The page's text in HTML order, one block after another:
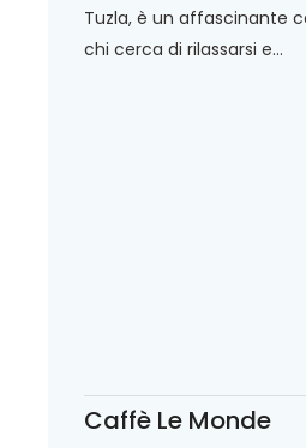
Tuzla, è un affascinante
chi cerca di rilassarsi e...
Caffè Le Monde